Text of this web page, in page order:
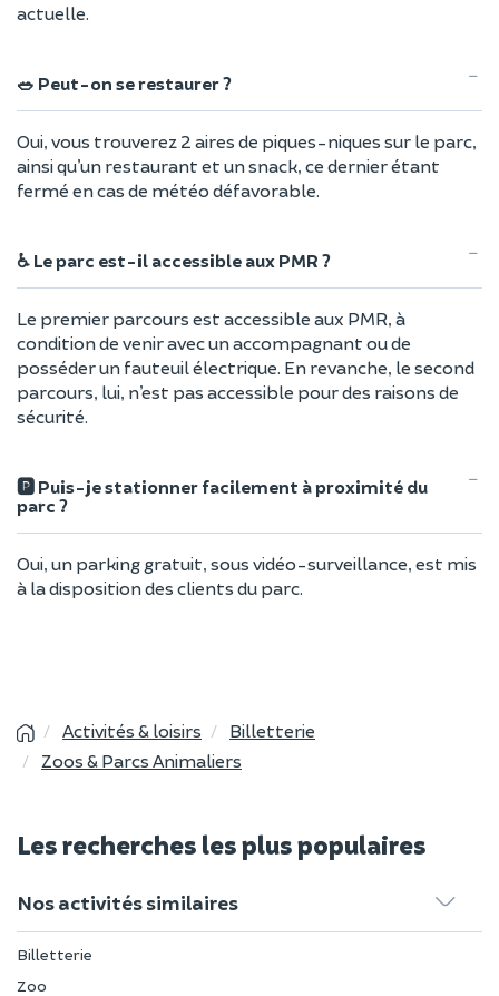
actuelle.
🥗 Peut-on se restaurer ?
Oui, vous trouverez 2 aires de piques-niques sur le parc,
ainsi qu’un restaurant et un snack, ce dernier étant
fermé en cas de météo défavorable.
♿ Le parc est-il accessible aux PMR ?
Le premier parcours est accessible aux PMR, à
condition de venir avec un accompagnant ou de
posséder un fauteuil électrique. En revanche, le second
parcours, lui, n’est pas accessible pour des raisons de
sécurité.
🅿️ Puis-je stationner facilement à proximité du
parc ?
Oui, un parking gratuit, sous vidéo-surveillance, est mis
à la disposition des clients du parc.
Activités & loisirs
Billetterie
Zoos & Parcs Animaliers
Les recherches les plus populaires
Nos activités similaires
Billetterie
Zoo